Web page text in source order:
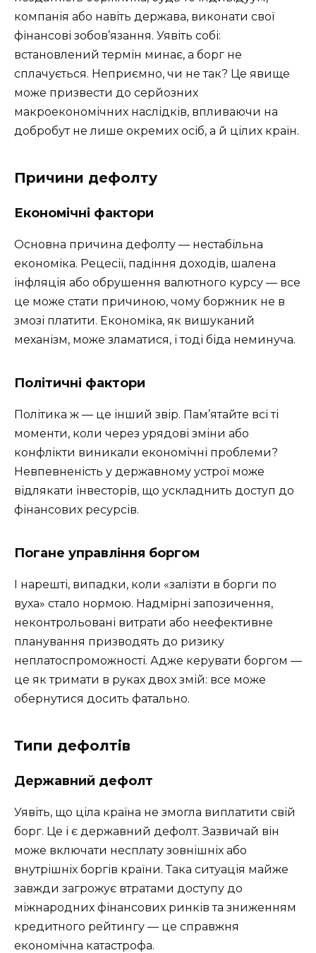
компанія або навіть держава, виконати свої
фінансові зобов’язання. Уявіть собі:
встановлений термін минає, а борг не
сплачується. Неприємно, чи не так? Це явище
може призвести до серйозних
макроекономічних наслідків, впливаючи на
добробут не лише окремих осіб, а й цілих країн.
Причини дефолту
Економічні фактори
Основна причина дефолту — нестабільна
економіка. Рецесії, падіння доходів, шалена
інфляція або обрушення валютного курсу — все
це може стати причиною, чому боржник не в
змозі платити. Економіка, як вишуканий
механізм, може зламатися, і тоді біда неминуча.
Політичні фактори
Політика ж — це інший звір. Пам’ятайте всі ті
моменти, коли через урядові зміни або
конфлікти виникали економічні проблеми?
Невпевненість у державному устрої може
відлякати інвесторів, що ускладнить доступ до
фінансових ресурсів.
Погане управління боргом
І нарешті, випадки, коли «залізти в борги по
вуха» стало нормою. Надмірні запозичення,
неконтрольовані витрати або неефективне
планування призводять до ризику
неплатоспроможності. Адже керувати боргом —
це як тримати в руках двох змій: все може
обернутися досить фатально.
Типи дефолтів
Державний дефолт
Уявіть, що ціла країна не змогла виплатити свій
борг. Це і є державний дефолт. Зазвичай він
може включати несплату зовнішніх або
внутрішніх боргів країни. Така ситуація майже
завжди загрожує втратами доступу до
міжнародних фінансових ринків та зниженням
кредитного рейтингу — це справжня
економічна катастрофа.